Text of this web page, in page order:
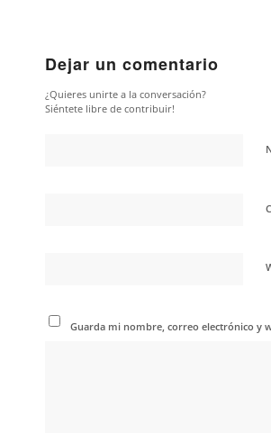
Dejar un comentario
¿Quieres unirte a la conversación?
Siéntete libre de contribuir!
Guarda mi nombre, correo electrónico y